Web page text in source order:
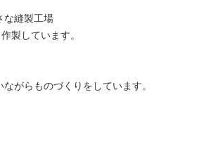
な縫製工場
製しています。
がらものづくりをしています。